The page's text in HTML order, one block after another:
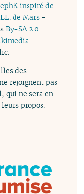
inspiré de
de Mars -
By-SA 2.0.
des
rejoignent pas
qui ne sera en
propos.